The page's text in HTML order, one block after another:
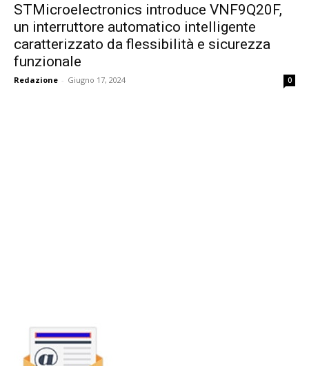
STMicroelectronics introduce VNF9Q20F,
un interruttore automatico intelligente
caratterizzato da flessibilità e sicurezza
funzionale
Redazione - Giugno 17, 2024 0